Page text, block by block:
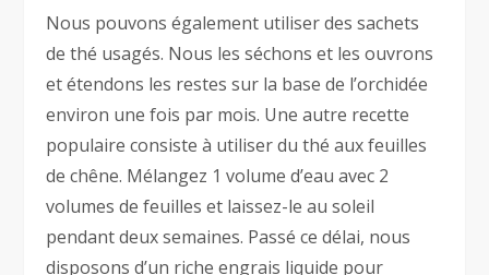
Nous pouvons également utiliser des sachets
de thé usagés. Nous les séchons et les ouvrons
et étendons les restes sur la base de l’orchidée
environ une fois par mois. Une autre recette
populaire consiste à utiliser du thé aux feuilles
de chêne. Mélangez 1 volume d’eau avec 2
volumes de feuilles et laissez-le au soleil
pendant deux semaines. Passé ce délai, nous
disposons d’un riche engrais liquide pour